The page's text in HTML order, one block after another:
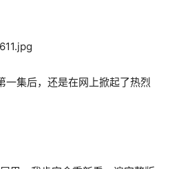
一集后，还是在网上掀起了热烈